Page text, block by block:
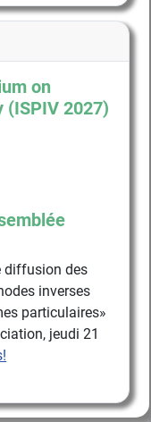
on
2027)
diffusion des
inverses
particulaires»
jeudi 21